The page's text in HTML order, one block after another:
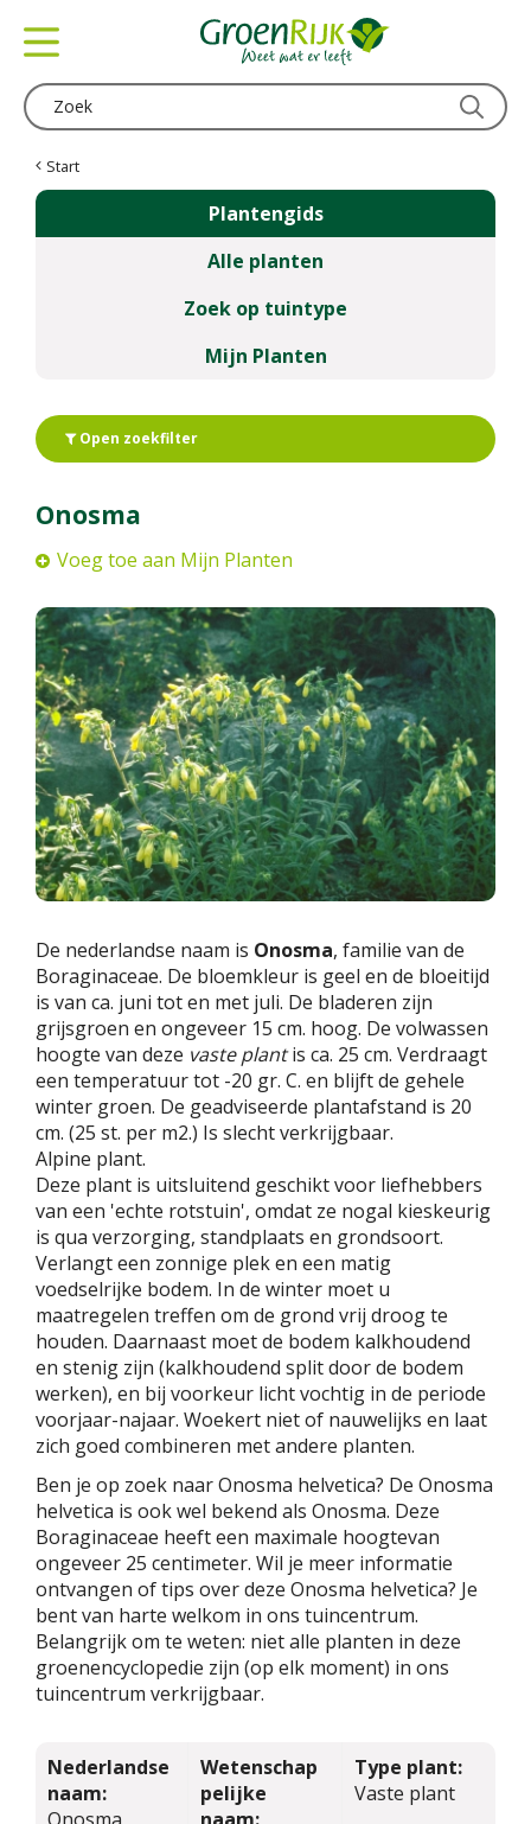
Start
Plantengids
Alle planten
Zoek op tuintype
Mijn Planten
Open zoekfilter
Onosma
Voeg toe aan Mijn Planten
De nederlandse naam is Onosma, familie van de
Boraginaceae. De bloemkleur is geel en de bloeitijd
is van ca. juni tot en met juli. De bladeren zijn
grijsgroen en ongeveer 15 cm. hoog. De volwassen
hoogte van deze vaste plantis ca. 25 cm. Verdraagt
een temperatuur tot -20 gr. C. en blijft de gehele
winter groen. De geadviseerde plantafstand is 20
cm. (25 st. per m2.) Is slecht verkrijgbaar.
Alpine plant.
Deze plant is uitsluitend geschikt voor liefhebbers
van een 'echte rotstuin', omdat ze nogal kieskeurig
is qua verzorging, standplaats en grondsoort.
Verlangt een zonnige plek en een matig
voedselrijke bodem. In de winter moet u
maatregelen treffen om de grond vrij droog te
houden. Daarnaast moet de bodem kalkhoudend
en stenig zijn (kalkhoudend split door de bodem
werken), en bij voorkeur licht vochtig in de periode
voorjaar-najaar. Woekert niet of nauwelijks en laat
zich goed combineren met andere planten.
Ben je op zoek naar Onosma helvetica? De Onosma
helvetica is ook wel bekend als Onosma. Deze
Boraginaceae heeft een maximale hoogtevan
ongeveer 25 centimeter. Wil je meer informatie
ontvangen of tips over deze Onosma helvetica? Je
bent van harte welkom in ons tuincentrum.
Belangrijk om te weten: niet alle planten in deze
groenencyclopedie zijn (op elk moment) in ons
tuincentrum verkrijgbaar.
Nederlandse
naam:
Wetenschap
pelijke
Type plant:
Vaste plant